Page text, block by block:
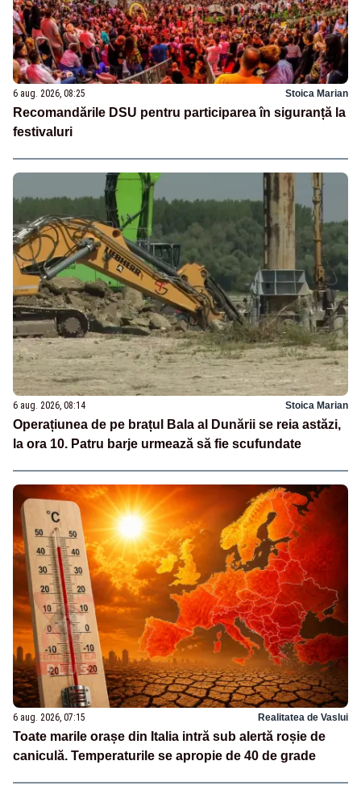
6 aug. 2026, 08:25 Stoica Marian
Recomandările DSU pentru participarea în siguranță la
festivaluri
6 aug. 2026, 08:14 Stoica Marian
Operațiunea de pe brațul Bala al Dunării se reia astăzi,
la ora 10. Patru barje urmează să fie scufundate
6 aug. 2026, 07:15 Realitatea de Vaslui
Toate marile orașe din Italia intră sub alertă roșie de
caniculă. Temperaturile se apropie de 40 de grade